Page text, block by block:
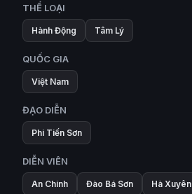
THỂ LOẠI
Hành Động Tâm Lý
QUỐC GIA
Việt Nam
ĐẠO DIỄN
Phi Tiến Sơn
DIỄN VIÊN
An Chinh Đào Bá Sơn Hà Xuyên